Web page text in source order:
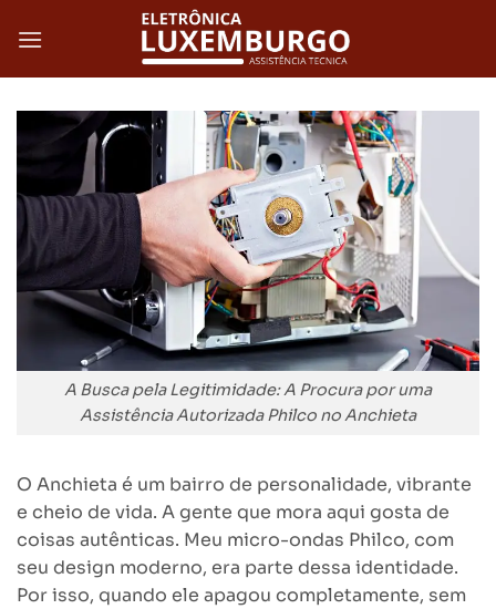
A Busca pela Legitimidade: A Procura por uma
Assistência Autorizada Philco no Anchieta
O Anchieta é um bairro de personalidade, vibrante
e cheio de vida. A gente que mora aqui gosta de
coisas autênticas. Meu micro-ondas Philco, com
seu design moderno, era parte dessa identidade.
Por isso, quando ele apagou completamente, sem